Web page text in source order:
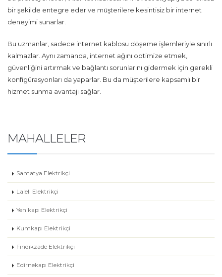
bir şekilde entegre eder ve müşterilere kesintisiz bir internet
deneyimi sunarlar.
Bu uzmanlar, sadece internet kablosu döşeme işlemleriyle sınırlı
kalmazlar. Aynı zamanda, internet ağını optimize etmek,
güvenliğini artırmak ve bağlantı sorunlarını gidermek için gerekli
konfigürasyonları da yaparlar. Bu da müşterilere kapsamlı bir
hizmet sunma avantajı sağlar.
MAHALLELER
Samatya Elektrikçi
Laleli Elektrikçi
Yenikapı Elektrikçi
Kumkapı Elektrikçi
Fındıkzade Elektrikçi
Edirnekapı Elektrikçi